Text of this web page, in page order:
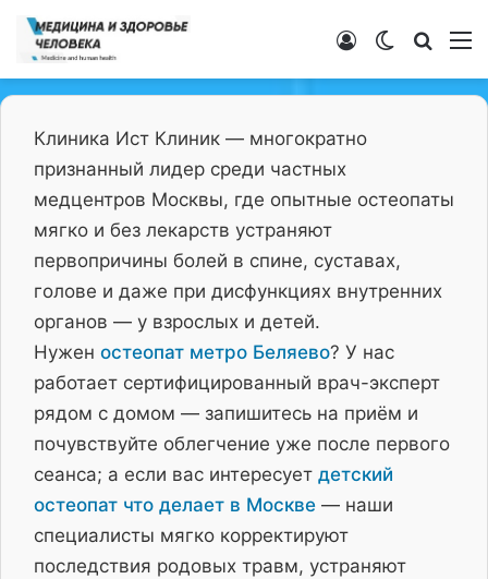
Switch skin
Войти
Клиника Ист Клиник — многократно
признанный лидер среди частных
медцентров Москвы, где опытные остеопаты
мягко и без лекарств устраняют
первопричины болей в спине, суставах,
голове и даже при дисфункциях внутренних
органов — у взрослых и детей.
Нужен остеопат метро Беляево? У нас
работает сертифицированный врач-эксперт
рядом с домом — запишитесь на приём и
почувствуйте облегчение уже после первого
сеанса; а если вас интересует детский
остеопат что делает в Москве — наши
специалисты мягко корректируют
последствия родовых травм, устраняют